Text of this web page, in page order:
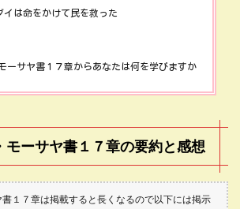
イは命をかけて民を救った
ーサヤ書１７章からあなたは何を学びますか
モーサヤ書１７章の要約と感想
１７章は掲載すると長くなるので以下には掲示